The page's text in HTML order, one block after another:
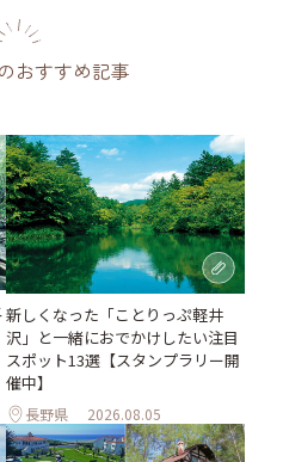
のおすすめ記事
新しくなった「ことりっぷ軽井
沢」と一緒におでかけしたい注目
スポット13選【スタンプラリー開
催中】
長野県 2026.08.05